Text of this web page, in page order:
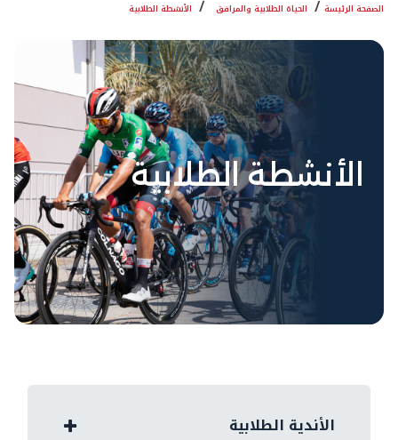
الصفحة الرئيسة الحياة الطلابية والمرافق الأنشطة الطلابية
الأنشطة الطلابية
الأندية الطلابية